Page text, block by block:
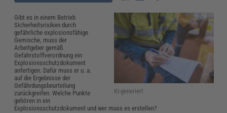
KI-generiert
Gibt es in einem Betrieb
Sicherheitsrisiken durch
gefährliche explosionsfähige
Gemische, muss der
Arbeitgeber gemäß
Gefahrstoffverordnung ein
Explosionsschutzdokument
anfertigen. Dafür muss er u. a.
auf die Ergebnisse der
Gefährdungsbeurteilung
zurückgreifen. Welche Punkte
gehören in ein
Explosionsschutzdokument und wer muss es erstellen?